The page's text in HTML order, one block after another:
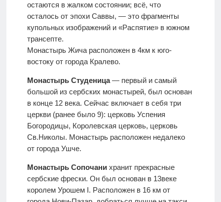
остаются в жалком состоянии; всё, что
осталось от эпохи Саввы, — это фрагменты
купольных изображений и «Распятие» в южном
трансепте.
Монастырь Жича расположен в 4км к юго-
востоку от города Кралево.
Монастырь Студеница— первый и самый
большой из сербских монастырей, был основан
в конце 12 века. Сейчас включает в себя три
церкви (ранее было 9): церковь Успения
Богородицы, Королевская церковь, церковь
Св.Николы. Монастырь расположен недалеко
от города Ушче.
Монастырь Сопочанихранит прекрасные
сербские фрески. Он был основан в 13веке
королем Урошем I. Расположен в 16 км от